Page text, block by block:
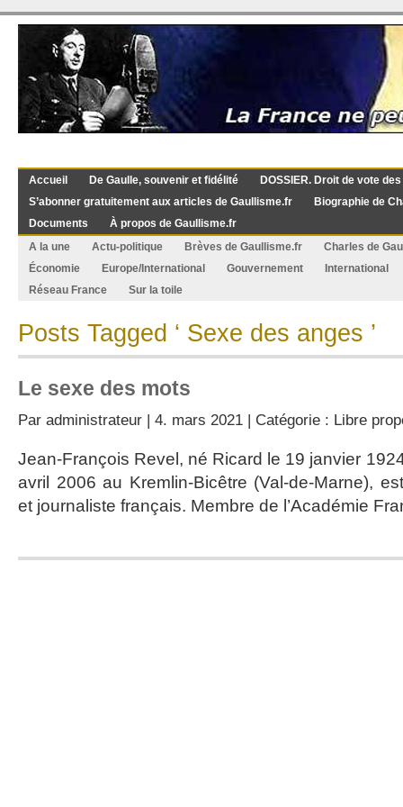
Accueil De Gaulle, souvenir et fidélité
DOSSIER. Droit de vote
S’abonner gratuitement aux articles de Gaullisme.fr
Biographie de
Documents
À propos de Gaullisme.fr
A la une
Actu-politique Brèves de Gaullisme.fr
Charles de
Économie
Europe/International Gouvernement
International
Réseau France
Sur la toile
Posts Tagged ‘ Sexe des anges ’
Le sexe des mots
Par administrateur | 4. mars 2021 | Catégorie : Libre
Jean-François Revel, né Ricard le 19 janvier
avril 2006 au Kremlin-Bicêtre (Val-de-Marne),
et journaliste français. Membre de l’Académie